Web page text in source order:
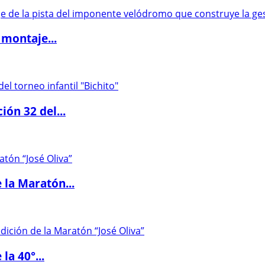
32 del...
la Maratón...
40°...